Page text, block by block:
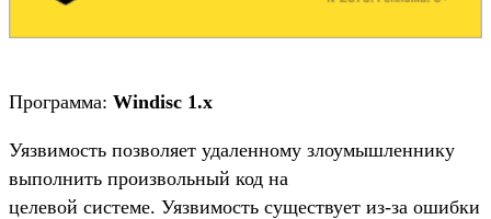
Программа: Windisc 1.x
Уязвимость позволяет удаленному злоумышленнику
выполнить произвольный код на
целевой системе. Уязвимость существует из-за ошибки